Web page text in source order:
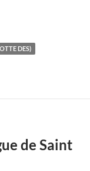
DES)
de Saint